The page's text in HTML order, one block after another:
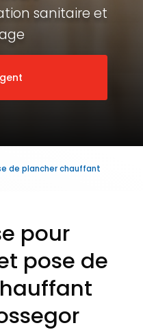
sanitaire et
de plancher chauffant
pour
pose de